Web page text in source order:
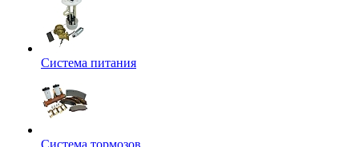
Система питания
Система тормозов